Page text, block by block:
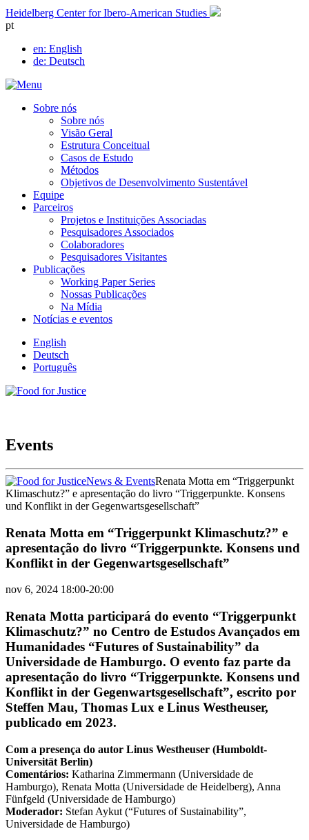
Skip
to
Heidelberg Center for Ibero-American Studies
pt
en: English
de: Deutsch
Sobre nós
Sobre nós
Visão Geral
Estrutura Conceitual
Casos de Estudo
Métodos
Objetivos de Desenvolvimento Sustentável
Equipe
Parceiros
Projetos e Instituições Associadas
Pesquisadores Associados
Colaboradores
Pesquisadores Visitantes
Publicações
Working Paper Series
Nossas Publicações
Na Mídia
Notícias e eventos
English
Deutsch
Português
Events
News & EventsRenata Motta em “Triggerpunkt
Klimaschutz?” e apresentação do livro “Triggerpunkte. Konsens
und Konflikt in der Gegenwartsgesellschaft”
Renata Motta em “Triggerpunkt Klimaschutz?” e
apresentação do livro “Triggerpunkte. Konsens und
Konflikt in der Gegenwartsgesellschaft”
nov 6, 2024 18:00-20:00
Renata Motta participará do evento “Triggerpunkt
Klimaschutz?” no Centro de Estudos Avançados em
Humanidades “Futures of Sustainability” da
Universidade de Hamburgo. O evento faz parte da
apresentação do livro “Triggerpunkte. Konsens und
Konflikt in der Gegenwartsgesellschaft”, escrito por
Steffen Mau, Thomas Lux e Linus Westheuser,
publicado em 2023.
Com a presença do autor Linus Westheuser (Humboldt-
Universität Berlin)
Comentários: Katharina Zimmermann (Universidade de
Hamburgo), Renata Motta (Universidade de Heidelberg), Anna
Fünfgeld (Universidade de Hamburgo)
Moderador: Stefan Aykut (“Futures of Sustainability”,
Universidade de Hamburgo)